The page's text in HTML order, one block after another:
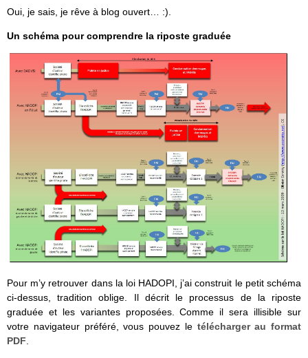
Oui, je sais, je rêve à blog ouvert… :).
Un schéma pour comprendre la riposte graduée
Pour m’y retrouver dans la loi HADOPI, j’ai construit le petit schéma
ci-dessus, tradition oblige. Il décrit le processus de la riposte
graduée et les variantes proposées. Comme il sera illisible sur
votre navigateur préféré, vous pouvez le télécharger au format
PDF